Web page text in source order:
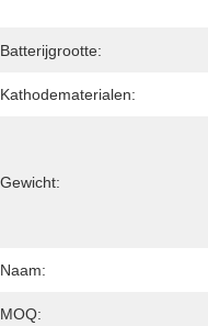
Batterijgrootte:
Kathodematerialen:
Gewicht:
Naam:
MOQ: